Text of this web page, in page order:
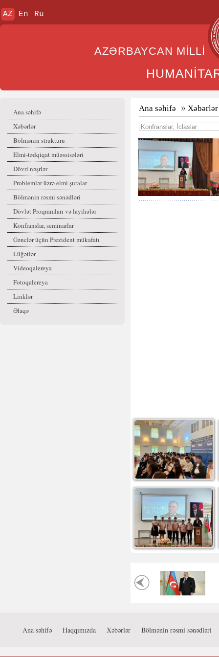
AZ En Ru
AZƏRBAYCAN
Ana səhifə
Xəbərlər
Bölmənin strukturu
Elmi-tədqiqat müəssisələri
Dövri nəşrlər
Problemlər üzrə elmi şuralar
Bölmənin rəsmi sənədləri
Dövlət Proqramları və layihələr
Konfranslar, seminarlar
Gənclər üçün Prezident mükafatı
Lüğətlər
Videoqalereya
Fotoqalereya
Linklər
Əlaqə
Ana səhifə Xəbərlər
Ana səhifə Haqqımızda Xəbərlər Bölmənin rəsmi sənədləri